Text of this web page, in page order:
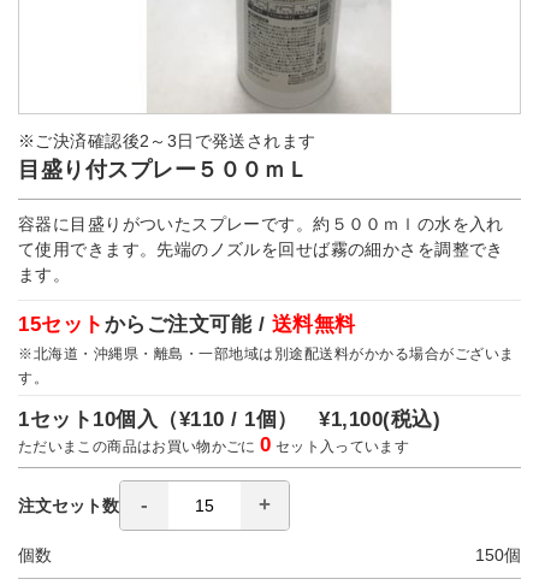
※ご決済確認後2～3日で発送されます
目盛り付スプレー５００ｍＬ
容器に目盛りがついたスプレーです。約５００ｍｌの水を入れ
て使用できます。先端のノズルを回せば霧の細かさを調整でき
ます。
15セット からご注文可能 / 送料無料
※北海道・沖縄県・離島・一部地域は別途配送料がかかる場合がございま
す。
1セット10個入（¥110 / 1個）¥1,100(税込)
ただいまこの商品はお買い物かごに0 セット入っています
注文セット数
個数 150個